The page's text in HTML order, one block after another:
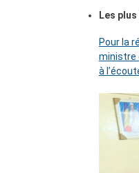
Les plus
Pour la
ministre
à